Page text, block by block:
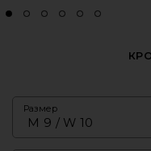
Размер